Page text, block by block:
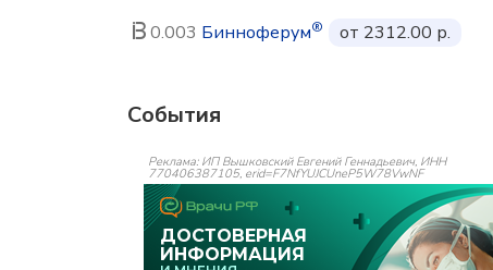
0.003 Бинноферум® от 2312.00 р.
События
Реклама: ИП Вышковский Евгений Геннадьевич, ИНН
770406387105, erid=F7NfYUJCUneP5W78VwNF